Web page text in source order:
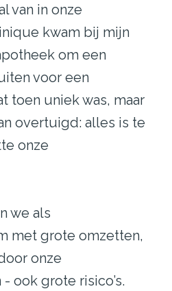
van in onze
kwam bij mijn
om een
voor een
toen uniek was, maar
overtuigd: alles is te
onze
we als
met grote omzetten,
onze
ook grote risico’s.